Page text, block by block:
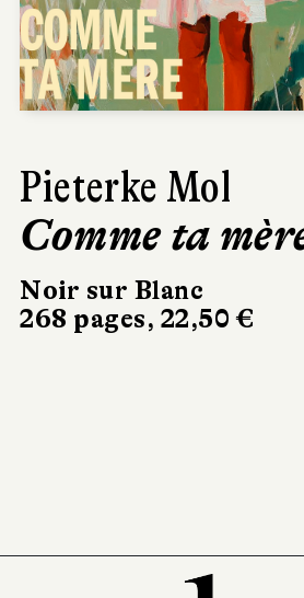
Ásta
Sigurdardóttir
Dehors, c’est
printemps